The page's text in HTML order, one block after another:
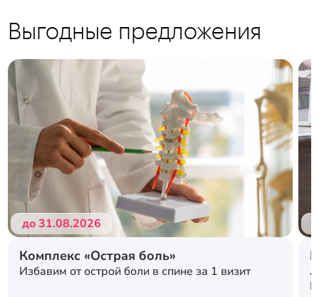
Подробнее Подробнее
Выгодные предложения
до 31.08.2026
Комплекс «Острая боль»
Избавим от острой боли в спине за 1 визит